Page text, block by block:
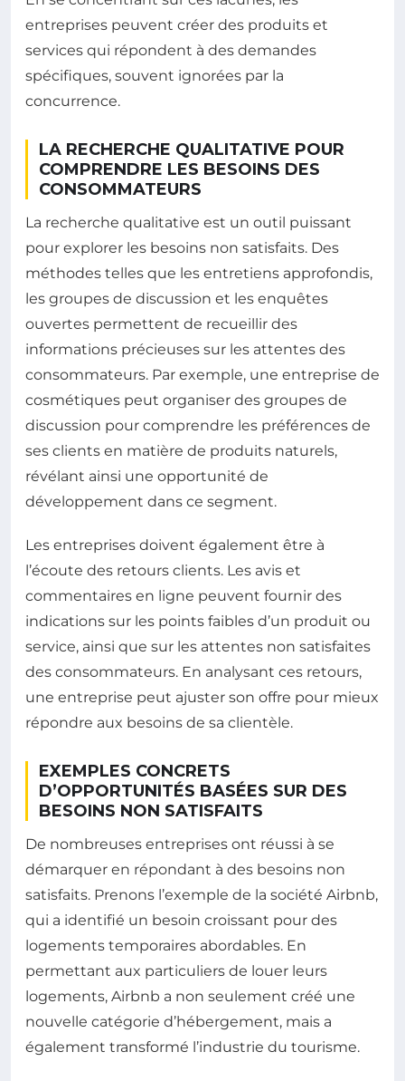
entreprises peuvent créer des produits et
services qui répondent à des demandes
spécifiques, souvent ignorées par la
concurrence.
LA RECHERCHE QUALITATIVE POUR
COMPRENDRE LES BESOINS DES
CONSOMMATEURS
La recherche qualitative est un outil puissant
pour explorer les besoins non satisfaits. Des
méthodes telles que les entretiens approfondis,
les groupes de discussion et les enquêtes
ouvertes permettent de recueillir des
informations précieuses sur les attentes des
consommateurs. Par exemple, une entreprise de
cosmétiques peut organiser des groupes de
discussion pour comprendre les préférences de
ses clients en matière de produits naturels,
révélant ainsi une opportunité de
développement dans ce segment.
Les entreprises doivent également être à
l’écoute des retours clients. Les avis et
commentaires en ligne peuvent fournir des
indications sur les points faibles d’un produit ou
service, ainsi que sur les attentes non satisfaites
des consommateurs. En analysant ces retours,
une entreprise peut ajuster son offre pour mieux
répondre aux besoins de sa clientèle.
EXEMPLES CONCRETS
D’OPPORTUNITÉS BASÉES SUR DES
BESOINS NON SATISFAITS
De nombreuses entreprises ont réussi à se
démarquer en répondant à des besoins non
satisfaits. Prenons l’exemple de la société Airbnb,
qui a identifié un besoin croissant pour des
logements temporaires abordables. En
permettant aux particuliers de louer leurs
logements, Airbnb a non seulement créé une
nouvelle catégorie d’hébergement, mais a
également transformé l’industrie du tourisme.